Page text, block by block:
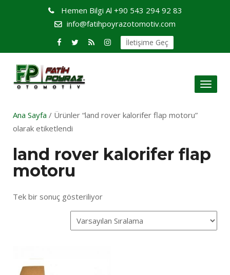
Hemen Bilgi Al +90 543 294 92 83
info@fatihpoyrazotomotiv.com
İletişime Geç
Toggle
Ana Sayfa / Ürünler “land rover kalorifer flap motoru”
olarak etiketlendi
land rover kalorifer flap
motoru
Tek bir sonuç gösteriliyor